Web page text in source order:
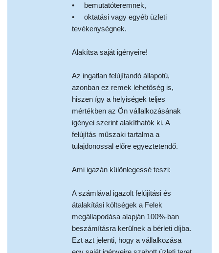
• bemutatóteremnek,
• oktatási vagy egyéb üzleti
tevékenységnek.
Alakítsa saját igényeire!
Az ingatlan felújítandó állapotú,
azonban ez remek lehetőség is,
hiszen így a helyiségek teljes
mértékben az Ön vállalkozásának
igényei szerint alakíthatók ki. A
felújítás műszaki tartalma a
tulajdonossal előre egyeztetendő.
Ami igazán különlegessé teszi:
A számlával igazolt felújítási és
átalakítási költségek a Felek
megállapodása alapján 100%-ban
beszámításra kerülnek a bérleti díjba.
Ezt azt jelenti, hogy a vállalkozása